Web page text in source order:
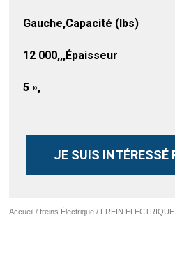
Accueil /freins Électrique / FREIN
Gauche,Capacité (lbs)
12 000,,,Épaisseur
5 »,
JE SUIS INTÉRESSÉ